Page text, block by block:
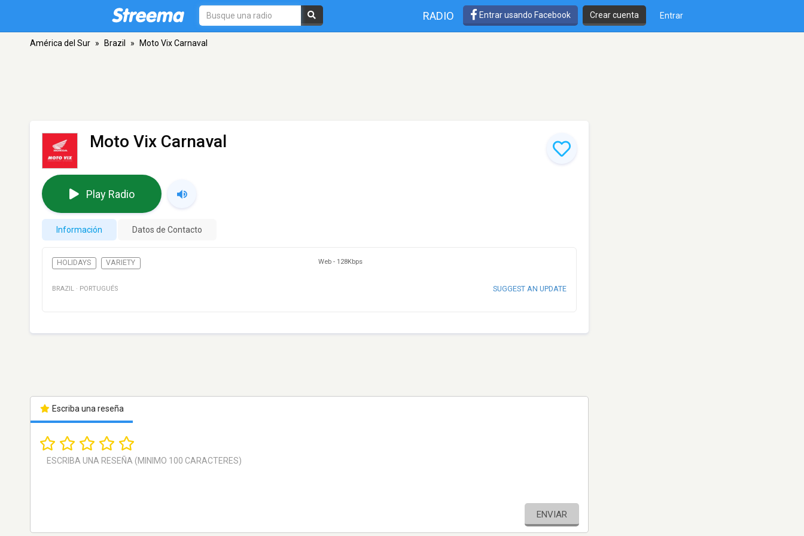
RADIO Entrar usando Facebook Crear cuenta Entrar
América del Sur » Brazil » Moto Vix Carnaval
Moto Vix Carnaval
Play Radio
Información Datos de Contacto
HOLIDAYS VARIETY Web - 128Kbps
BRAZIL · PORTUGUÉS SUGGEST AN UPDATE
Escriba una reseña
ENVIAR